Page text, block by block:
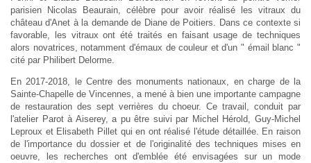
parisien Nicolas Beaurain, célèbre pour avoir réalisé les vitraux du
château d'Anet à la demande de Diane de Poitiers. Dans ce contexte si
favorable, les vitraux ont été traités en faisant usage de techniques
alors novatrices, notamment d'émaux de couleur et d'un " émail blanc "
cité par Philibert Delorme.
En 2017-2018, le Centre des monuments nationaux, en charge de la
Sainte-Chapelle de Vincennes, a mené à bien une importante campagne
de restauration des sept verrières du choeur. Ce travail, conduit par
l'atelier Parot à Aiserey, a pu être suivi par Michel Hérold, Guy-Michel
Leproux et Elisabeth Pillet qui en ont réalisé l'étude détaillée. En raison
de l'importance du dossier et de l'originalité des techniques mises en
oeuvre, les recherches ont d'emblée été envisagées sur un mode